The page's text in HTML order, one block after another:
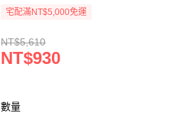
宅配滿NT$5,000免運
NT$5,610
NT$930
數量